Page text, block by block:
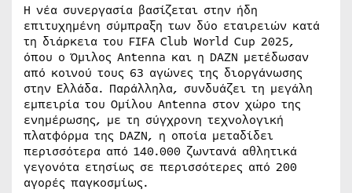
Η νέα συνεργασία βασίζεται στην ήδη
επιτυχημένη σύμπραξη των δύο εταιρειών κατά
τη διάρκεια του FIFA Club World Cup 2025,
όπου ο Όμιλος Antenna και η DAZN μετέδωσαν
από κοινού τους 63 αγώνες της διοργάνωσης
στην Ελλάδα. Παράλληλα, συνδυάζει τη μεγάλη
εμπειρία του Ομίλου Antenna στον χώρο της
ενημέρωσης, με τη σύγχρονη τεχνολογική
πλατφόρμα της DAZN, η οποία μεταδίδει
περισσότερα από 140.000 ζωντανά αθλητικά
γεγονότα ετησίως σε περισσότερες από 200
αγορές παγκοσμίως.